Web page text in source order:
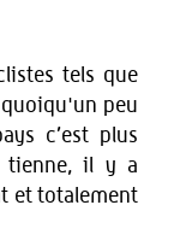
tels que
peu
c’est plus
tienne, il y a
et totalement